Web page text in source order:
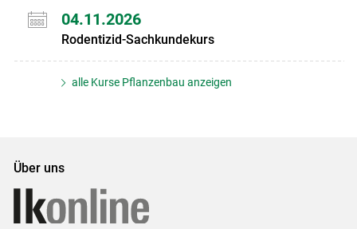
04.11.2026
Rodentizid-Sachkundekurs
alle Kurse Pflanzenbau anzeigen
Über uns